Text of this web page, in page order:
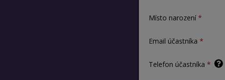
Místo narození
Email účastníka
Telefon účastníka